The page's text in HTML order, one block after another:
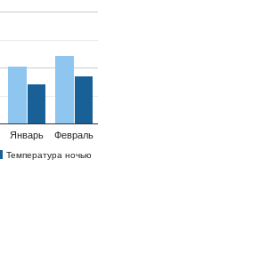
Температура ночью
Январь Февраль